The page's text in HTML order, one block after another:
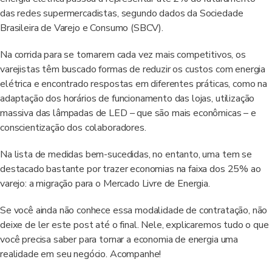
das redes supermercadistas, segundo dados da Sociedade
Brasileira de Varejo e Consumo (SBCV).
Na corrida para se tornarem cada vez mais competitivos, os
varejistas têm buscado formas de reduzir os custos com energia
elétrica e encontrado respostas em diferentes práticas, como na
adaptação dos horários de funcionamento das lojas, utilização
massiva das lâmpadas de LED – que são mais econômicas – e
conscientização dos colaboradores.
Na lista de medidas bem-sucedidas, no entanto, uma tem se
destacado bastante por trazer economias na faixa dos 25% ao
varejo: a migração para o Mercado Livre de Energia.
Se você ainda não conhece essa modalidade de contratação, não
deixe de ler este post até o final. Nele, explicaremos tudo o que
você precisa saber para tornar a economia de energia uma
realidade em seu negócio. Acompanhe!